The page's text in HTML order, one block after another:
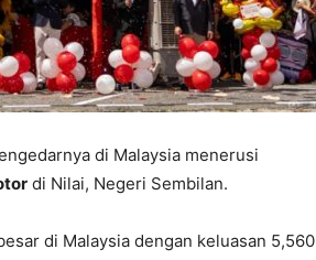
di Malaysia menerusi
di Nilai, Negeri Sembilan.
di Malaysia dengan keluasan 5,560